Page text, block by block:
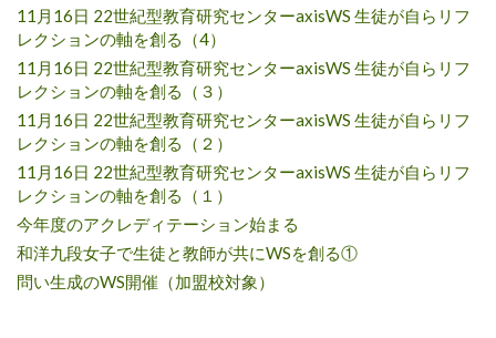
11月16日 22世紀型教育研究センターaxisWS 生徒が自らリフ
レクションの軸を創る（4）
11月16日 22世紀型教育研究センターaxisWS 生徒が自らリフ
レクションの軸を創る（３）
11月16日 22世紀型教育研究センターaxisWS 生徒が自らリフ
レクションの軸を創る（２）
11月16日 22世紀型教育研究センターaxisWS 生徒が自らリフ
レクションの軸を創る（１）
今年度のアクレディテーション始まる
和洋九段女子で生徒と教師が共にWSを創る①
問い生成のWS開催（加盟校対象）